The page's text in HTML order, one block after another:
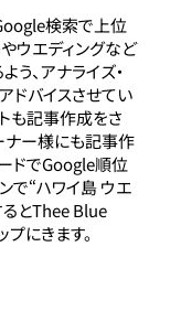
検索で上位
ウエディングなど
、アナライズ・
ドバイスさせてい
も記事作成をさ
ナー様にも記事作
ドでGoogle順位
で“ハワイ島 ウエ
るとThee Blue
にきます。